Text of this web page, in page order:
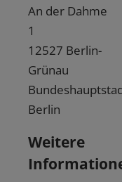
An der Dahme
1
12527 Berlin-
Grünau
Berlin
Weitere